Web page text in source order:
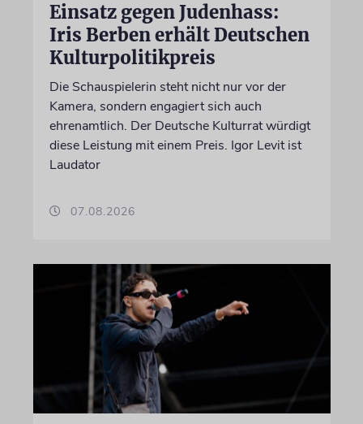
Einsatz gegen Judenhass:
Iris Berben erhält Deutschen
Kulturpolitikpreis
Die Schauspielerin steht nicht nur vor der
Kamera, sondern engagiert sich auch
ehrenamtlich. Der Deutsche Kulturrat würdigt
diese Leistung mit einem Preis. Igor Levit ist
Laudator
07.08.2026